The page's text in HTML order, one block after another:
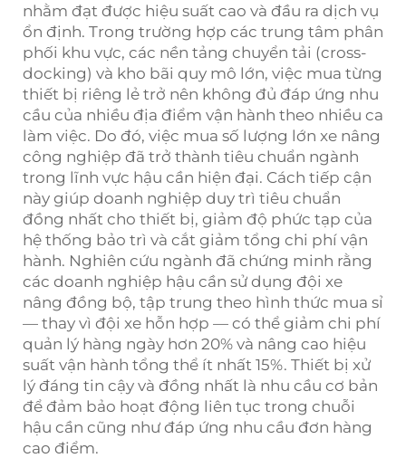
nhằm đạt được hiệu suất cao và đầu ra dịch vụ
ổn định. Trong trường hợp các trung tâm phân
phối khu vực, các nền tảng chuyển tải (cross-
docking) và kho bãi quy mô lớn, việc mua từng
thiết bị riêng lẻ trở nên không đủ đáp ứng nhu
cầu của nhiều địa điểm vận hành theo nhiều ca
làm việc. Do đó, việc mua số lượng lớn xe nâng
công nghiệp đã trở thành tiêu chuẩn ngành
trong lĩnh vực hậu cần hiện đại. Cách tiếp cận
này giúp doanh nghiệp duy trì tiêu chuẩn
đồng nhất cho thiết bị, giảm độ phức tạp của
hệ thống bảo trì và cắt giảm tổng chi phí vận
hành. Nghiên cứu ngành đã chứng minh rằng
các doanh nghiệp hậu cần sử dụng đội xe
nâng đồng bộ, tập trung theo hình thức mua sỉ
— thay vì đội xe hỗn hợp — có thể giảm chi phí
quản lý hàng ngày hơn 20% và nâng cao hiệu
suất vận hành tổng thể ít nhất 15%. Thiết bị xử
lý đáng tin cậy và đồng nhất là nhu cầu cơ bản
để đảm bảo hoạt động liên tục trong chuỗi
hậu cần cũng như đáp ứng nhu cầu đơn hàng
cao điểm.